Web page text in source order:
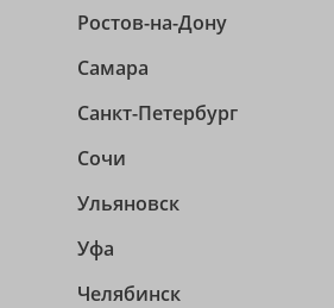
Ростов-на-Дону
Самара
Санкт-Петербург
Сочи
Ульяновск
Уфа
Челябинск